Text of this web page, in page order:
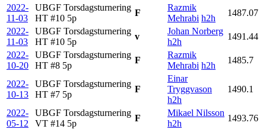
2022-
11-03
UBGF Torsdagsturnering
HT #10 5p
F
Razmik
Mehrabi h2h
1487.07
2022-
11-03
UBGF Torsdagsturnering
HT #10 5p
v
Johan Norberg
h2h
1491.44
2022-
10-20
UBGF Torsdagsturnering
HT #8 5p
F
Razmik
Mehrabi h2h
1485.7
2022-
10-13
UBGF Torsdagsturnering
HT #7 5p
F
Einar
Tryggvason
h2h
1490.1
2022-
05-12
UBGF Torsdagsturnering
VT #14 5p
F
Mikael Nilsson
h2h
1493.76